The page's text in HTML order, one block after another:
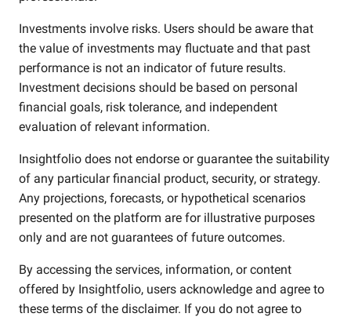
Investments involve risks. Users should be aware that
the value of investments may fluctuate and that past
performance is not an indicator of future results.
Investment decisions should be based on personal
financial goals, risk tolerance, and independent
evaluation of relevant information.
Insightfolio does not endorse or guarantee the suitability
of any particular financial product, security, or strategy.
Any projections, forecasts, or hypothetical scenarios
presented on the platform are for illustrative purposes
only and are not guarantees of future outcomes.
By accessing the services, information, or content
offered by Insightfolio, users acknowledge and agree to
these terms of the disclaimer. If you do not agree to